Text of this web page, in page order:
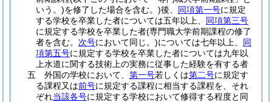
いう。)を修了した場合を含む。)後、 同項第一号に規定
する学校を卒業した者については五年以上、 同項第三号
に規定する学校を卒業した者(専門職大学前期課程の修了
者を含む。 次号において同じ。)については七年以上、 同
項第五号に規定する学校を卒業した者については九年以
上水道に関する技術上の実務に従事した経験を有する者
五
外国の学校において、 第一号若しくは第二号に規定す
る課程又は前号に規定する課程に相当する課程を、それ
ぞれ当該各号に規定する学校において修得する程度と同